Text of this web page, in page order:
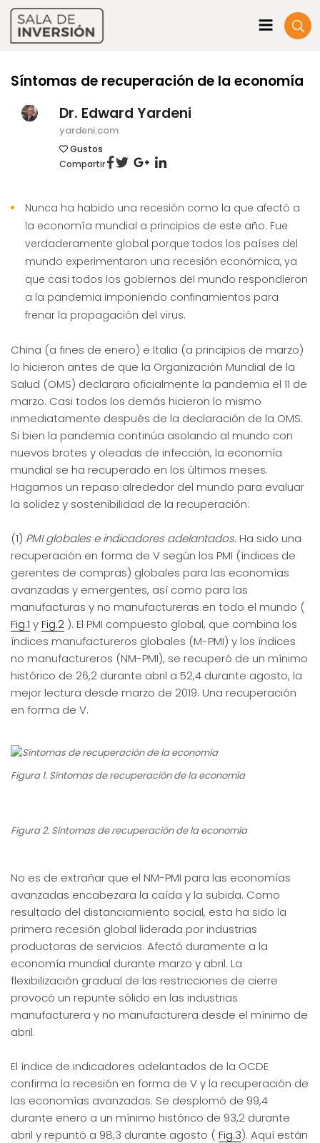
Síntomas de recuperación de la economía
Dr. Edward Yardeni
yardeni.com
Gustos
Compartir
Nunca ha habido una recesión como la que afectó a
la economía mundial a principios de este año. Fue
verdaderamente global porque todos los países del
mundo experimentaron una recesión económica, ya
que casi todos los gobiernos del mundo respondieron
a la pandemia imponiendo confinamientos para
frenar la propagación del virus.
China (a fines de enero) e Italia (a principios de marzo)
lo hicieron antes de que la Organización Mundial de la
Salud (OMS) declarara oficialmente la pandemia el 11 de
marzo. Casi todos los demás hicieron lo mismo
inmediatamente después de la declaración de la OMS.
Si bien la pandemia continúa asolando al mundo con
nuevos brotes y oleadas de infección, la economía
mundial se ha recuperado en los últimos meses.
Hagamos un repaso alrededor del mundo para evaluar
la solidez y sostenibilidad de la recuperación:
(1) PMI globales e indicadores adelantados. Ha sido una
recuperación en forma de V según los PMI (índices de
gerentes de compras) globales para las economías
avanzadas y emergentes, así como para las
manufacturas y no manufactureras en todo el mundo (
Fig.1 yFig.2 ). El PMI compuesto global, que combina los
índices manufactureros globales (M-PMI) y los índices
no manufactureros (NM-PMI), se recuperó de un mínimo
histórico de 26,2 durante abril a 52,4 durante agosto, la
mejor lectura desde marzo de 2019. Una recuperación
en forma de V.
Figura 1. Síntomas de recuperación de la economía
Figura 2. Síntomas de recuperación de la economía
No es de extrañar que el NM-PMI para las economías
avanzadas encabezara la caída y la subida. Como
resultado del distanciamiento social, esta ha sido la
primera recesión global liderada por industrias
productoras de servicios. Afectó duramente a la
economía mundial durante marzo y abril. La
flexibilización gradual de las restricciones de cierre
provocó un repunte sólido en las industrias
manufacturera y no manufacturera desde el mínimo de
abril.
El índice de indicadores adelantados de la OCDE
confirma la recesión en forma de V y la recuperación de
las economías avanzadas. Se desplomó de 99,4
durante enero a un mínimo histórico de 93,2 durante
abril y repuntó a 98,3 durante agosto ( Fig.3). Aquí están